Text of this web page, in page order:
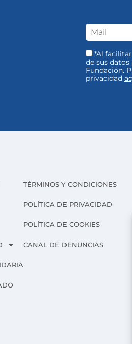
*Al
de sus
Fundación.
privacidad
TÉRMINOS Y CONDICIONES
POLÍTICA DE PRIVACIDAD
POLÍTICA DE COOKIES
CANAL DE DENUNCIAS